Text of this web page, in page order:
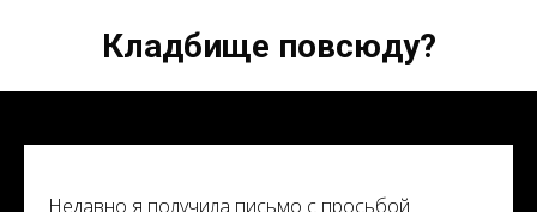
Кладбище повсюду?
Недавно я получила письмо с просьбой